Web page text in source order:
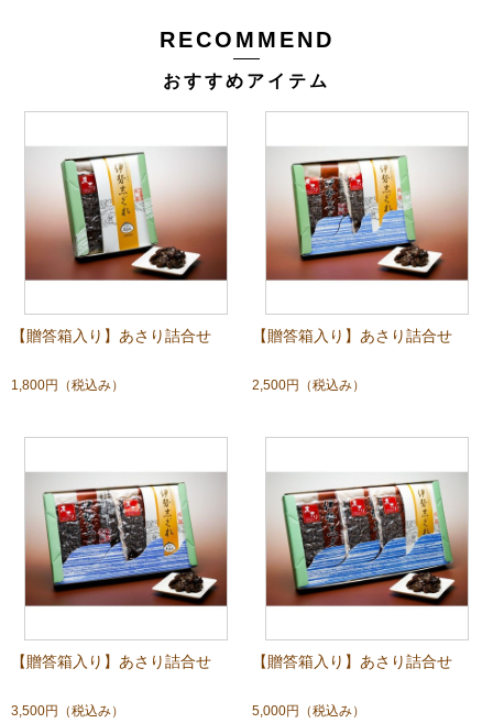
RECOMMEND
おすすめアイテム
【贈答箱入り】あさり詰合せ
1,800円 （税込み）
【贈答箱入り】あさり詰合せ
2,500円 （税込み）
【贈答箱入り】あさり詰合せ
3,500円 （税込み）
【贈答箱入り】あさり詰合せ
5,000円 （税込み）